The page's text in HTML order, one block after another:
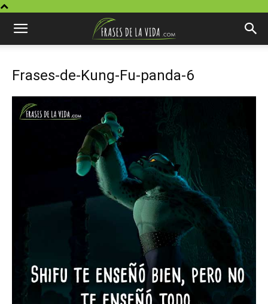
Frases-de-Kung-Fu-panda-6